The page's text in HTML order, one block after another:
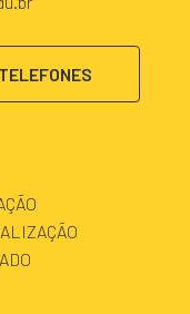
TELEFONES